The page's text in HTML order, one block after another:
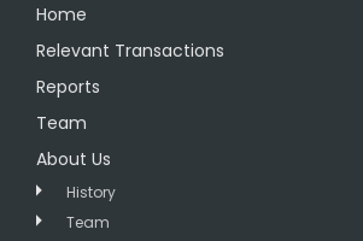
Home
Relevant Transactions
Reports
Team
About Us
History
Team